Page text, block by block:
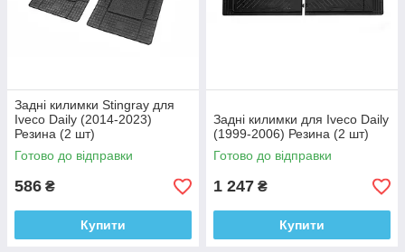
Задні килимки Stingray для
Iveco Daily (2014-2023)
Резина (2 шт)
Готово до відправки
586 ₴
Купити
Задні килимки для Iveco Daily
(1999-2006) Резина (2 шт)
Готово до відправки
1 247 ₴
Купити